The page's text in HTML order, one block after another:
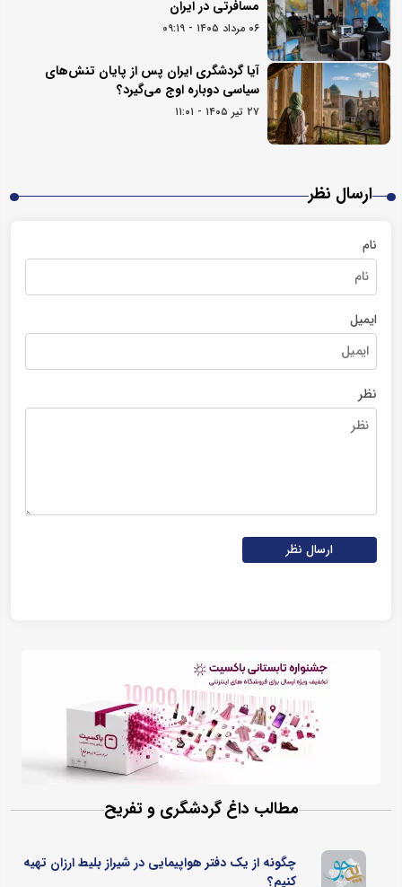
مسافرتی در ایران
۰۶ مرداد ۱۴۰۵ - ۰۹:۱۹
آیا گردشگری ایران پس از پایان تنش‌های
سیاسی دوباره اوج می‌گیرد؟
۲۷ تیر ۱۴۰۵ - ۱۱:۰۱
ارسال نظر
نام
ایمیل
نظر
ارسال نظر
مطالب داغ گردشگری و تفریح
چگونه از یک دفتر هواپیمایی در شیراز بلیط ارزان تهیه
کنیم؟